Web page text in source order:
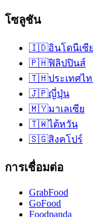
โซลูชัน
🇮🇩อินโดนีเซีย
🇵🇭ฟิลิปปินส์
🇹🇭ประเทศไ
🇯🇵ญี่ปุ่น
🇲🇾มาเลเซีย
🇹🇼ไต้หวัน
🇸🇬สิงคโปร์
การเชื่อมต่อ
GrabFood
GoFood
Foodpanda